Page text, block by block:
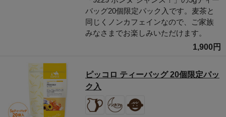
バッグ20個限定パック入です。麦茶と
同じくノンカフェインなので、ご家族
みなさまでお楽しみいただけます。
1,900円
ピッコロ ティーバッグ 20個限定パッ
ク入